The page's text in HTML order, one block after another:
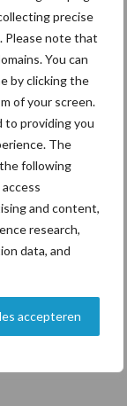
precise
Please note that
You can
by clicking the
of your screen.
to providing you
The
following
and content,
research,
data, and
accepteren
aan het
voor koe en
aan de verdere
De
ervaringen
dat veehouders
konden
Het
samenwerking